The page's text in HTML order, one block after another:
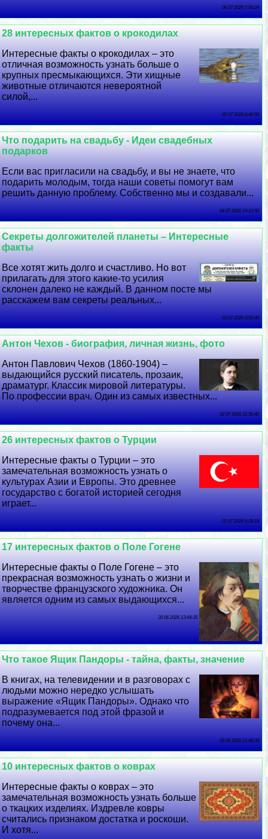
06 07 2026 7:56:24
28 интересных фактов о крокодилах
Интересные факты о крокодилах – это
отличная возможность узнать больше о
крупных пресмыкающихся. Эти хищные
животные отличаются невероятной
силой,...
05 07 2026 6:40:59
Что подарить на свадьбу - Идеи свадебных
подарков
Если вас пригласили на свадьбу, и вы не знаете, что
подарить молодым, тогда наши советы помогут вам
решить данную проблему. Собственно мы и создавали...
04 07 2026 19:10:50
Секреты долгожителей планеты – Интересные
факты
Все хотят жить долго и счастливо. Но вот
прилагать для этого какие-то усилия
склонен далеко не каждый. В данном посте мы
расскажем вам секреты реальных...
03 07 2026 0:50:40
Антон Чехов - биография, личная жизнь, фото
Антон Павлович Чехов (1860-1904) –
выдающийся русский писатель, прозаик,
драматург. Классик мировой литературы.
По профессии врач. Один из самых известных...
02 07 2026 22:56:42
26 интересных фактов о Турции
Интересные факты о Турции – это
замечательная возможность узнать о
культурах Азии и Европы. Это древнее
государство с богатой историей сегодня
играет...
01 07 2026 6:28:18
17 интересных фактов о Поле Гогене
Интересные факты о Поле Гогене – это
прекрасная возможность узнать о жизни и
творчестве французского художника. Он
является одним из самых выдающихся...
30 06 2026 13:44:35
Что такое Ящик Пандоры - тайна, факты, значение
В книгах, на телевидении и в разговорах с
людьми можно нередко услышать
выражение «Ящик Пандоры». Однако что
подразумевается под этой фразой и
почему она...
29 06 2026 21:48:35
10 интересных фактов о коврах
Интересные факты о коврах – это
замечательная возможность узнать больше
о ткацких изделиях. Издревле ковры
считались признаком достатка и роскоши.
И хотя...